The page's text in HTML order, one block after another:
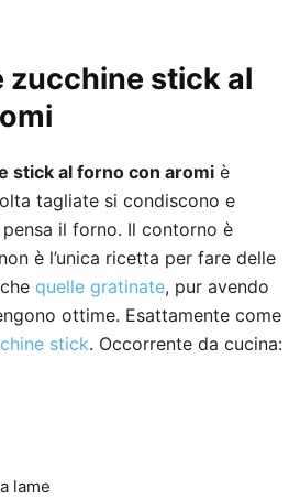
zucchine stick al
stick al forno con aromi è
tagliate si condiscono e
il forno. Il contorno è
è l’unica ricetta per fare delle
quelle gratinate, pur avendo
ottime. Esattamente come
stick. Occorrente da cucina:
lame